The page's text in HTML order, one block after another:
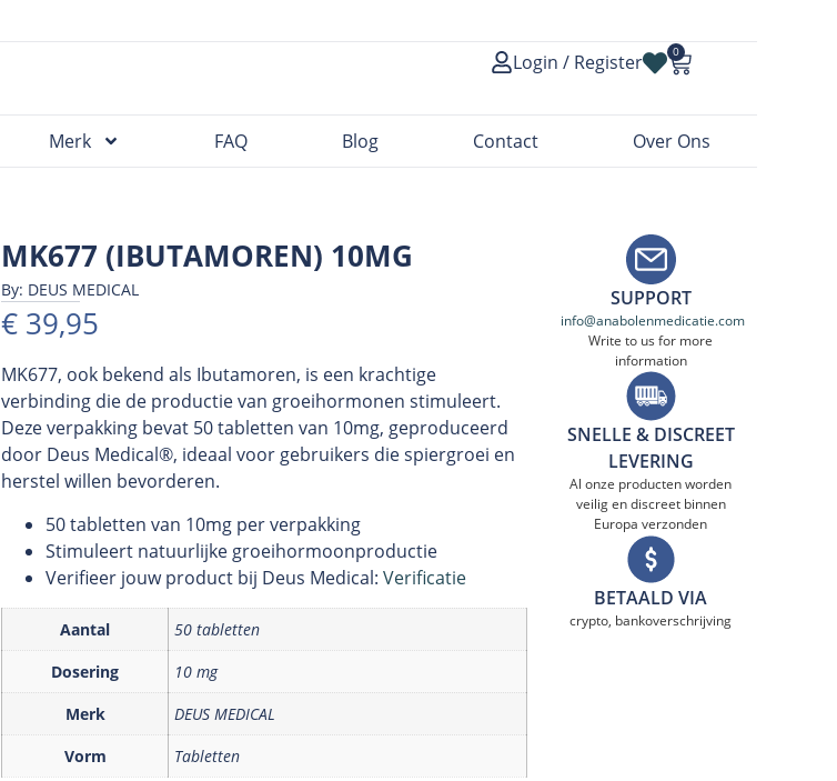
Login / Register 0
Merk FAQ Blog Contact Over Ons
MK677 (IBUTAMOREN) 10MG
By: DEUS MEDICAL
€ 39,95
MK677, ook bekend als Ibutamoren, is een krachtige
verbinding die de productie van groeihormonen stimuleert.
Deze verpakking bevat 50 tabletten van 10mg, geproduceerd
door Deus Medical®, ideaal voor gebruikers die spiergroei en
herstel willen bevorderen.
50 tabletten van 10mg per verpakking
Stimuleert natuurlijke groeihormoonproductie
Verifieer jouw product bij Deus Medical: Verificatie
Aantal
50 tabletten
Dosering
10 mg
Merk
DEUS MEDICAL
Vorm
Tabletten
SUPPORT
info@anabolenmedicatie.com
Write to us for more
information
SNELLE & DISCREET
LEVERING
Al onze producten worden
veilig en discreet binnen
Europa verzonden
BETAALD VIA
crypto, bankoverschrijving